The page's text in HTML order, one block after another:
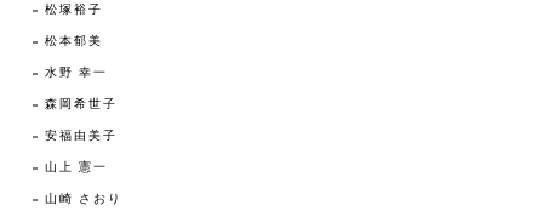
松塚裕子
松本郁美
水野 幸一
森岡希世子
安福由美子
山上 憲一
山崎 さおり